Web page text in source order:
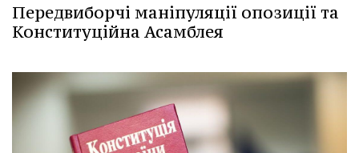
Передвиборчі маніпуляції опозиції та
Конституційна Асамблея